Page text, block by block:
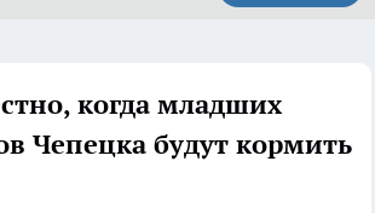
когда младших
Чепецка будут кормить